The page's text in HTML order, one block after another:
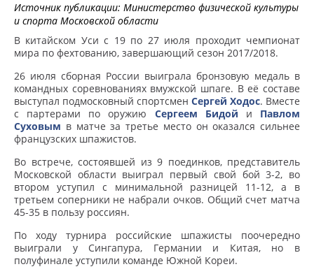
Источник публикации: Министерство физической культуры
и спорта Московской области
В китайском Уси с 19 по 27 июля проходит чемпионат
мира по фехтованию, завершающий сезон 2017/2018.
26 июля сборная России выиграла бронзовую медаль в
командных соревнованиях вмужской шпаге. В её составе
выступал подмосковный спортсмен Сергей Ходос. Вместе
с партерами по оружию Сергеем Бидой и Павлом
Суховым в матче за третье место он оказался сильнее
французских шпажистов.
Во встрече, состоявшей из 9 поединков, представитель
Московской области выиграл первый свой бой 3-2, во
втором уступил с минимальной разницей 11-12, а в
третьем соперники не набрали очков. Общий счет матча
45-35 в пользу россиян.
По ходу турнира российские шпажисты поочередно
выиграли у Сингапура, Германии и Китая, но в
полуфинале уступили команде Южной Кореи.